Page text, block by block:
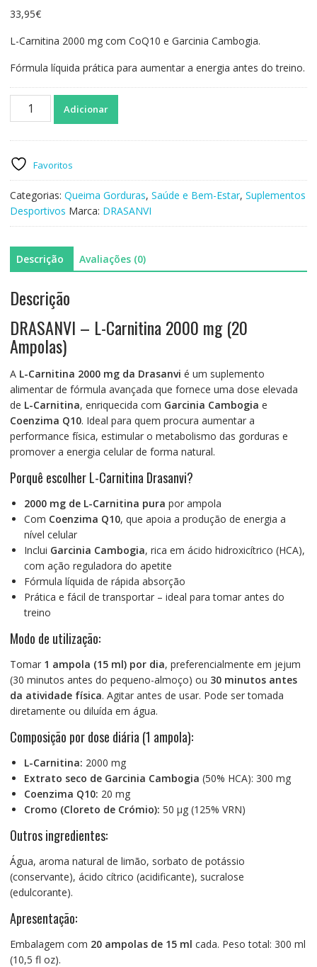
33,95€
L-Carnitina 2000 mg com CoQ10 e Garcinia Cambogia.
Fórmula líquida prática para aumentar a energia antes do treino.
Quantidade
L-
CARNITINA
2000mg
x
20amp
Adicionar
Favoritos
Categorias: Queima Gorduras, Saúde e Bem-Estar, Suplementos
Desportivos Marca: DRASANVI
Descrição Avaliações (0)
Descrição
DRASANVI – L-Carnitina 2000 mg (20
Ampolas)
A L-Carnitina 2000 mg da Drasanvi é um suplemento
alimentar de fórmula avançada que fornece uma dose elevada
de L-Carnitina, enriquecida com Garcinia Cambogia e
Coenzima Q10. Ideal para quem procura aumentar a
performance física, estimular o metabolismo das gorduras e
promover a energia celular de forma natural.
Porquê escolher L-Carnitina Drasanvi?
2000 mg de L-Carnitina pura por ampola
Com Coenzima Q10, que apoia a produção de energia a
nível celular
Inclui Garcinia Cambogia, rica em ácido hidroxicítrico (HCA),
com ação reguladora do apetite
Fórmula líquida de rápida absorção
Prática e fácil de transportar – ideal para tomar antes do
treino
Modo de utilização:
Tomar 1 ampola (15 ml) por dia, preferencialmente em jejum
(30 minutos antes do pequeno-almoço) ou 30 minutos antes
da atividade física. Agitar antes de usar. Pode ser tomada
diretamente ou diluída em água.
Composição por dose diária (1 ampola):
L-Carnitina: 2000 mg
Extrato seco de Garcinia Cambogia (50% HCA): 300 mg
Coenzima Q10: 20 mg
Cromo (Cloreto de Crómio): 50 µg (125% VRN)
Outros ingredientes:
Água, aroma natural de limão, sorbato de potássio
(conservante), ácido cítrico (acidificante), sucralose
(edulcorante).
Apresentação:
Embalagem com 20 ampolas de 15 ml cada. Peso total: 300 ml
(10,5 fl oz).